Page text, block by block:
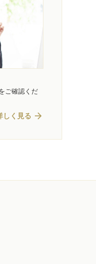
ご確認くだ
しく見る arrow_forward